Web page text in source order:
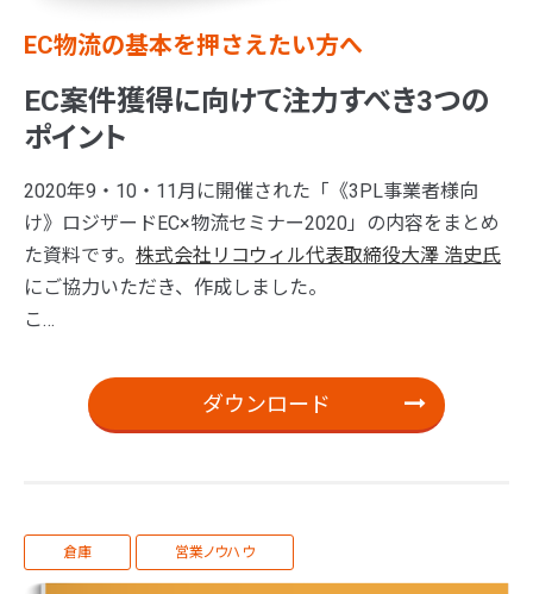
EC物流の基本を押さえたい方へ
EC案件獲得に向けて注力すべき3つの
ポイント
2020年9・10・11月に開催された「《3PL事業者様向
け》ロジザードEC×物流セミナー2020」の内容をまとめ
た資料です。 株式会社リコウィル代表取締役大澤 浩史氏
にご協力いただき、作成しました。
こ…
ダウンロード
倉庫 営業ノウハウ